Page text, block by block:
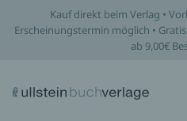
Kauf direkt beim Verlag •
Erscheinungstermin möglich •
ab 9,00€